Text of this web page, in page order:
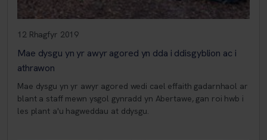
12 Rhagfyr 2019
Mae dysgu yn yr awyr agored yn dda i ddisgyblion ac i
athrawon
Mae dysgu yn yr awyr agored wedi cael effaith gadarnhaol ar
blant a staff mewn ysgol gynradd yn Abertawe, gan roi hwb i
les plant a'u hagweddau at ddysgu.